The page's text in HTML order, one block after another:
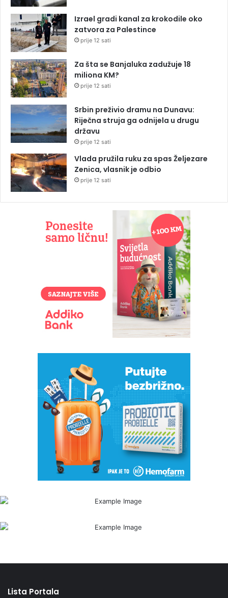
Izrael gradi kanal za krokodile oko
zatvora za Palestince
prije 12 sati
Za šta se Banjaluka zadužuje 18
miliona KM?
prije 12 sati
Srbin preživio dramu na Dunavu:
Riječna struja ga odnijela u drugu
državu
prije 12 sati
Vlada pružila ruku za spas Željezare
Zenica, vlasnik je odbio
prije 12 sati
Lista Portala